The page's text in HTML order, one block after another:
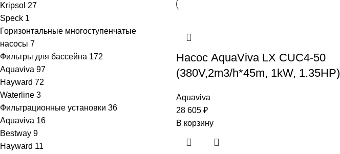
Kripsol 27
Speck 1
Горизонтальные многоступенчатые
насосы 7
Фильтры для бассейна 172
Aquaviva 97
Hayward 72
Waterline 3
Фильтрационные установки 36
Aquaviva 16
Bestway 9
Hayward 11
Насос AquaViva LX CUC4-50
(380V,2m3/h*45m, 1kW, 1.35HP)
Aquaviva
28 605 ₽
В корзину